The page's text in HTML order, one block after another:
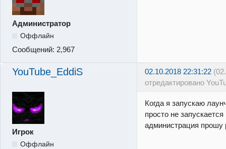
Администратор
Оффлайн
Сообщений: 2,967
YouTube_EddiS 02.10.2018 22:31:22
отредактировано
Игрок
Оффлайн
Когда я запускаю
просто не
администрация прошу